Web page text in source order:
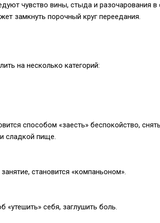
чувство вины, стыда и разочарования в
замкнуть порочный круг переедания.
на несколько категорий:
способом «заесть» беспокойство,
сладкой пище.
становится «компаньоном».
«утешить» себя, заглушить боль.